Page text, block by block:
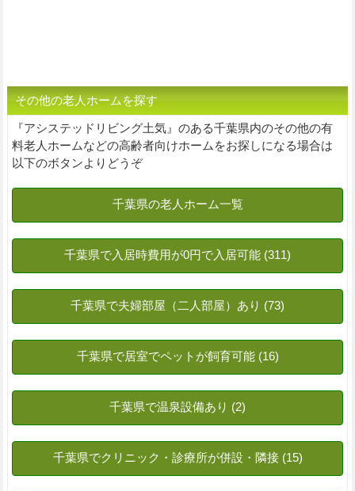
その他の老人ホームを探す
『アシステッドリビング土気』のある千葉県内のその他の有
料老人ホームなどの高齢者向けホームをお探しになる場合は
以下のボタンよりどうぞ